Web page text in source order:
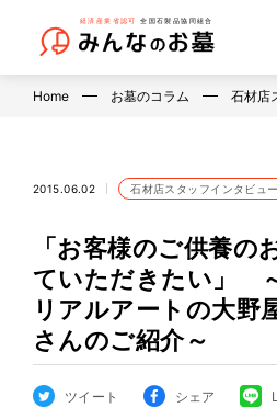
Home お墓のコラム 石材店
2015.06.02 石材店スタッフインタビュー
「お客様のご供養の
ていただきたい」
リアルアートの大
さんのご紹介～
ツイート シェア